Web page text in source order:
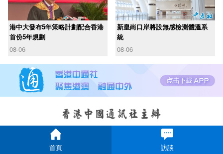
港中大發布5年策略計劃配合香港
首份5年規劃
08-06
新皇崗口岸將設無感檢測體溫系
統
08-06
首頁 訪談